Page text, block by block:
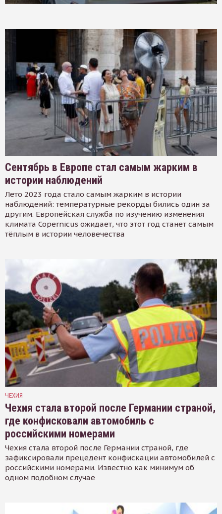
Сентябрь в Европе стал самым жарким в
истории наблюдений
Лето 2023 года стало самым жарким в истории
наблюдений: температурные рекорды бились один за
другим. Европейская служба по изучению изменения
климата Copernicus ожидает, что этот год станет самым
тёплым в истории человечества
ЧЕХИЯ
Чехия стала второй после Германии страной,
где конфисковали автомобиль с
российскими номерами
Чехия стала второй после Германии страной, где
зафиксировали прецедент конфискации автомобилей с
российскими номерами. Известно как минимум об
одном подобном случае